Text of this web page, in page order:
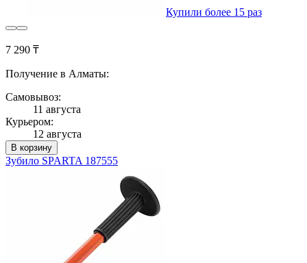
Купили более 15 раз
7 290 ₸
Получение в Алматы:
Самовывоз:
11 августа
Курьером:
12 августа
В корзину
Зубило SPARTA 187555